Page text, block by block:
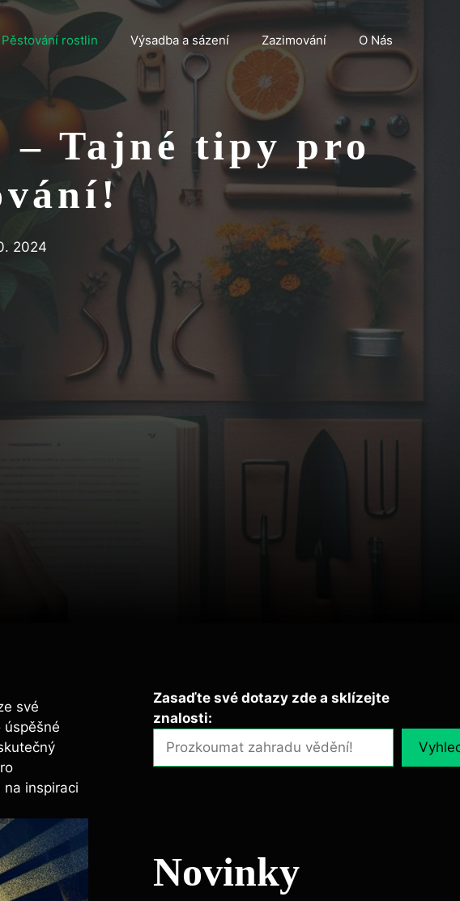
Pěstování rostlin Výsadba a sázení Zazimování O Nás
– Tajné tipy pro
2024
své
úspěšné
inspiraci
Zasaďte své dotazy zde a sklízejte
znalosti:
Novinky